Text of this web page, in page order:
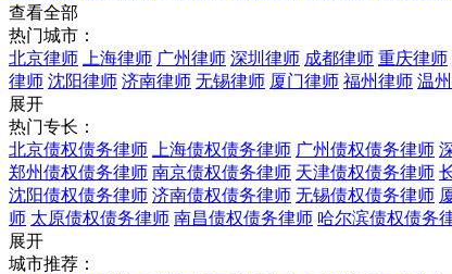
查看全部
热门城市：
北京律师
上海律师 广州律师 深圳律师 成都律师 重庆律师
律师 沈阳律师 济南律师 无锡律师 厦门律师 福州律师 温
展开
热门专长：
北京债权债务律师
上海债权债务律师 广州债权债务律师
郑州债权债务律师 南京债权债务律师 天津债权债务律师
沈阳债权债务律师 济南债权债务律师 无锡债权债务律师
师 太原债权债务律师 南昌债权债务律师 哈尔滨债权债务
展开
城市推荐：